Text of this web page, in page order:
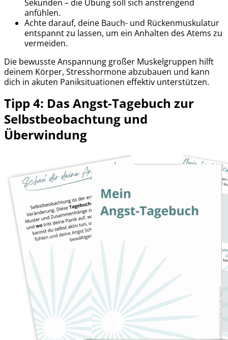
Sekunden – die Übung soll sich anstrengend
anfühlen.
Achte darauf, deine Bauch- und Rückenmuskulatur
entspannt zu lassen, um ein Anhalten des Atems zu
vermeiden.
Die bewusste Anspannung großer Muskelgruppen hilft
deinem Körper, Stresshormone abzubauen und kann
dich in akuten Paniksituationen effektiv unterstützen.
Tipp 4: Das Angst-Tagebuch zur
Selbstbeobachtung und
Überwindung